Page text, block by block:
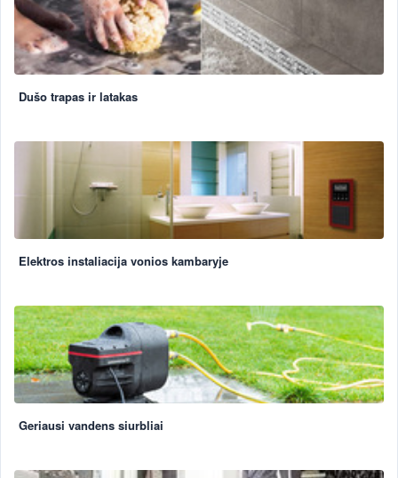
Dušo trapas ir latakas
Elektros instaliacija vonios kambaryje
Geriausi vandens siurbliai